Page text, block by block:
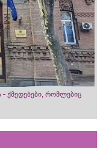
ქმედებები, რომლებიც